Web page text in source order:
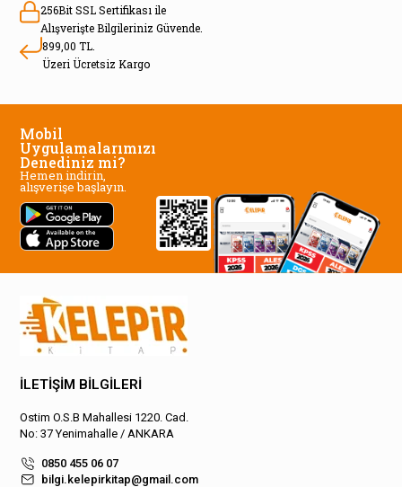
256Bit SSL Sertifikası ile
Alışverişte Bilgileriniz Güvende.
899,00 TL.
Üzeri Ücretsiz Kargo
Mobil
Uygulamalarımızı
Denediniz mi?
Hemen indirin,
alışverişe başlayın.
İLETİŞİM BİLGİLERİ
Ostim O.S.B Mahallesi 1220. Cad.
No: 37 Yenimahalle / ANKARA
0850 455 06 07
bilgi.kelepirkitap@gmail.com